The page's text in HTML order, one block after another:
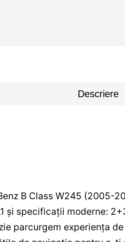
Descriere
B Class W245 (2005-
și specificații moderne:
parcurgem experiența